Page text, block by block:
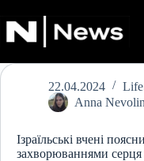
до
вмісту
22.04.2024
Anna
Ізраїльські вчені
захворюваннями серця